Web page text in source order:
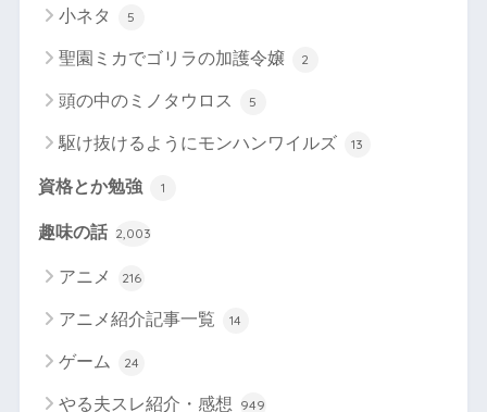
小ネタ 5
聖園ミカでゴリラの加護令嬢 2
頭の中のミノタウロス 5
駆け抜けるようにモンハンワイルズ 13
資格とか勉強 1
趣味の話 2,003
アニメ 216
アニメ紹介記事一覧 14
ゲーム 24
やる夫スレ紹介・感想 949